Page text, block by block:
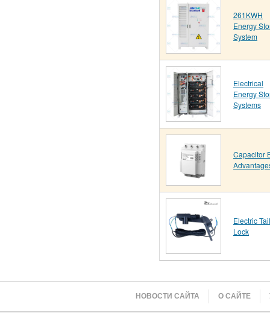
261KWH
Energy
System
Electrical
Energy
Systems
Capacitor
Electric
Lock
НОВОСТИ САЙТА О САЙТЕ